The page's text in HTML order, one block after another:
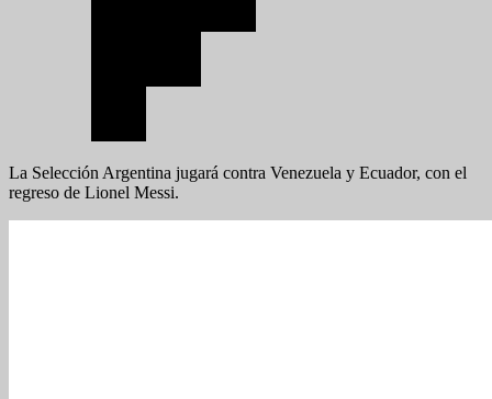
La Selección Argentina jugará contra Venezuela y Ecuador, con el
regreso de Lionel Messi.